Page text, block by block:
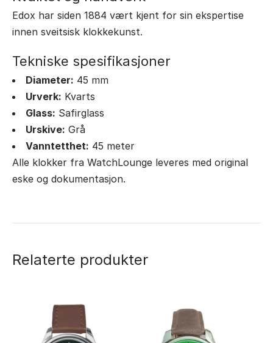
Edox har siden 1884 vært kjent for sin ekspertise
innen sveitsisk klokkekunst.
Tekniske spesifikasjoner
Diameter: 45 mm
Urverk: Kvarts
Glass: Safirglass
Urskive: Grå
Vanntetthet: 45 meter
Alle klokker fra WatchLounge leveres med original
eske og dokumentasjon.
Relaterte produkter